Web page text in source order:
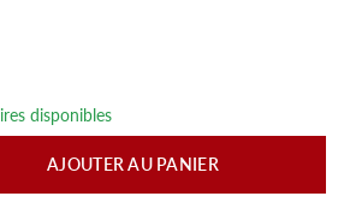
disponibles
AJOUTER AU PANIER